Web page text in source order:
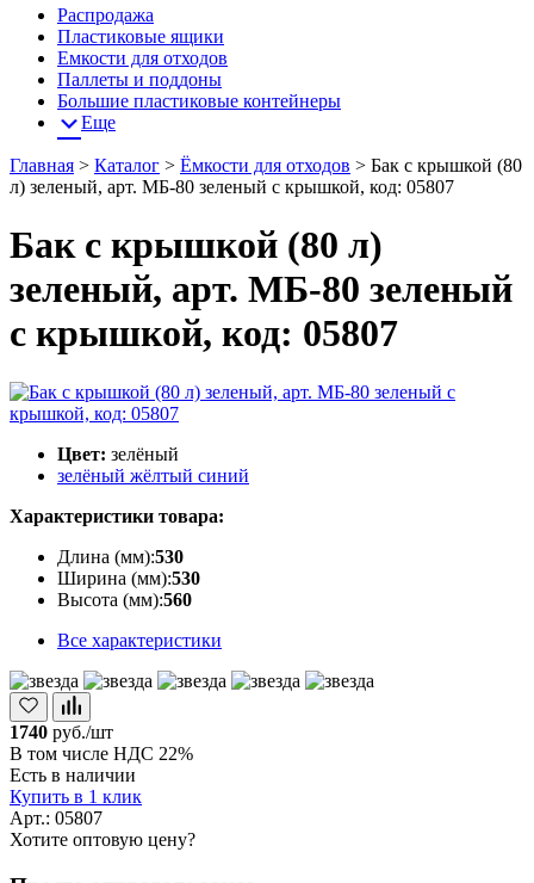
Распродажа
Пластиковые ящики
Емкости для отходов
Паллеты и поддоны
Большие пластиковые контейнеры
Еще
Главная > Каталог > Ёмкости для отходов > Бак с крышкой (80
л) зеленый, арт. МБ-80 зеленый с крышкой, код: 05807
Бак с крышкой (80 л)
зеленый, арт. МБ-80 зеленый
с крышкой, код: 05807
Цвет: зелёный
зелёный жёлтый синий
Характеристики товара:
Длина (мм):530
Ширина (мм):530
Высота (мм):560
Все характеристики
1740 руб./шт
В том числе НДС 22%
Есть в наличии
Купить в 1 клик
Арт.: 05807
Хотите оптовую цену?